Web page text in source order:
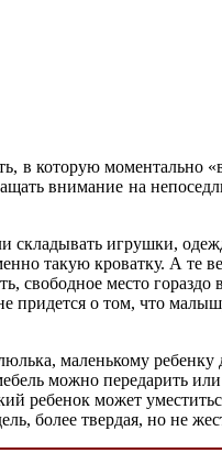
которую моментально
внимание на
складывать игрушки,
такую кроватку. А те
свободное место
о том, что
маленькому ребенку
можно передарить
ребенок может
более твердая, но не